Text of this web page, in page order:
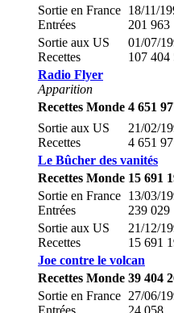
Sortie en France
Entrées
18/11/
201 963
Sortie aux US
Recettes
01/07/
107 404
Radio Flyer
Apparition
Recettes Monde 4 651
Sortie aux US
Recettes
21/02/
4 651
Le Bûcher des vanités
Recettes Monde 15 691
Sortie en France
Entrées
13/03/
239 029
Sortie aux US
Recettes
21/12/
15 691
Joe contre le volcan
Recettes Monde 39 404
Sortie en France
Entrées
27/06/
24 058